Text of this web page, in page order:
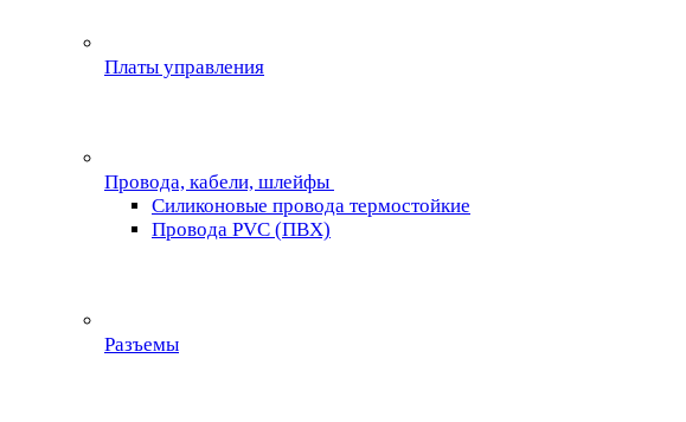
Платы управления
Провода, кабели, шлейфы
Силиконовые провода термостойкие
Провода PVC (ПВХ)
Разъемы